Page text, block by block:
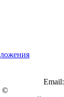
©
Email: